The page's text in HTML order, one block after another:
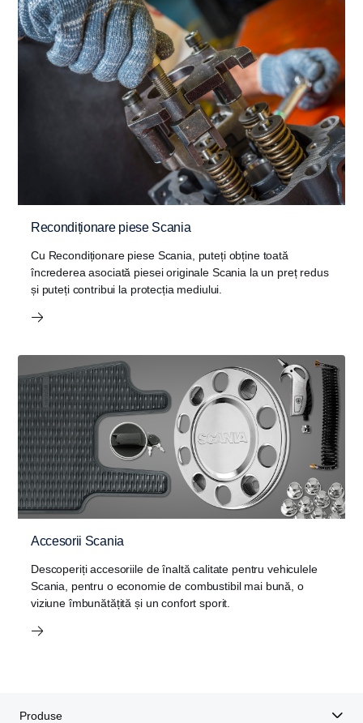
Recondiționare piese Scania
Cu Recondiționare piese Scania, puteți obține toată
încrederea asociată piesei originale Scania la un preț redus
și puteți contribui la protecția mediului.
Accesorii Scania
Descoperiți accesoriile de înaltă calitate pentru vehiculele
Scania, pentru o economie de combustibil mai bună, o
viziune îmbunătățită și un confort sporit.
Produse